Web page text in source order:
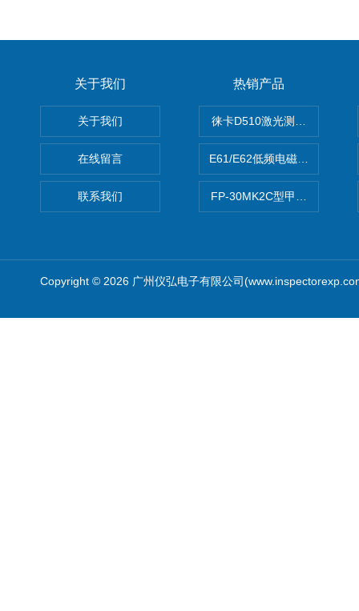
关于我们
关于我们
在线留言
联系我们
热销产品
徕卡D510激光测距仪
E61/E62低频电磁场强度分析
FP-30MK2C型甲醛检测仪
Copyright © 2026 广州仪弘电子有限公司